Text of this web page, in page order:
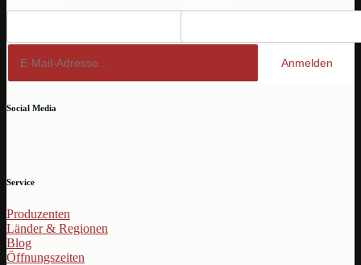
Anmelden
Social Media
Service
Produzenten
Länder & Regionen
Blog
Öffnungszeiten